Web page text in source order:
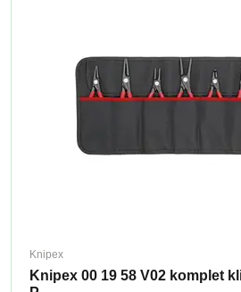
Knipex
Knipex 00 19 58 V02 komplet